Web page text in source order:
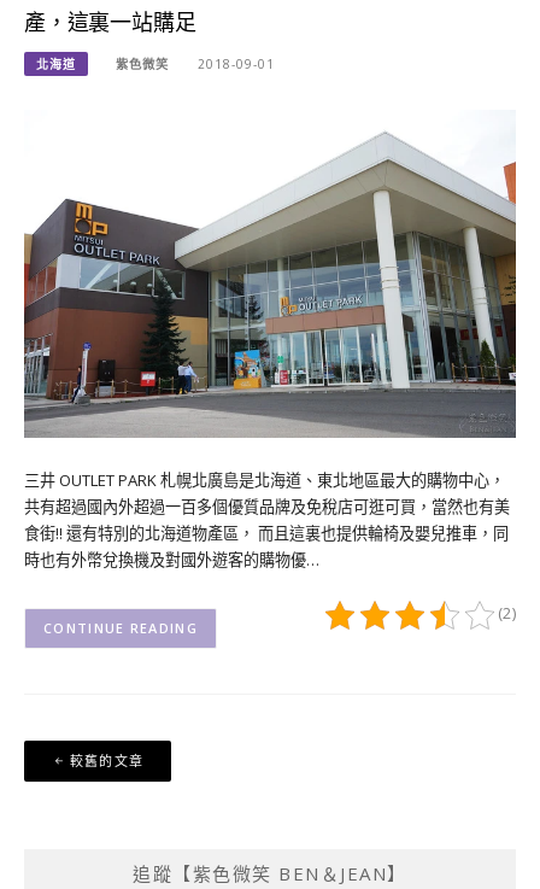
產，這裏一站購足
北海道 紫色微笑 2018-09-01
三井 OUTLET PARK 札幌北廣島是北海道、東北地區最大的購物中心，
共有超過國內外超過一百多個優質品牌及免稅店可逛可買，當然也有美
食街!! 還有特別的北海道物產區， 而且這裏也提供輪椅及嬰兒推車，同
時也有外幣兌換機及對國外遊客的購物優…
(2)
CONTINUE READING
文
章
較舊的文章
追蹤【紫色微笑 BEN＆JEAN】